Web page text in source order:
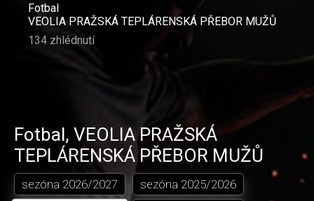
Fotbal
VEOLIA PRAŽSKÁ TEPLÁRENSKÁ PŘEBOR MUŽŮ
134 zhlédnutí
Fotbal, VEOLIA PRAŽSKÁ
TEPLÁRENSKÁ PŘEBOR MUŽŮ
sezóna 2026/2027 sezóna 2025/2026